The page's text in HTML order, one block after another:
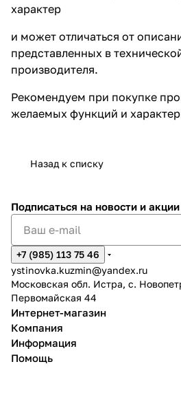
характер
и может отличаться от
представленных в
производителя.
Рекомендуем при покупке
желаемых функций и
Назад к списку
Подписаться на новости и акции
+7 (985) 113 75 46
ystinovka.kuzmin@yandex.ru
Московская обл. Истра, с.
Первомайская 44
Интернет-магазин
Компания
Информация
Помощь